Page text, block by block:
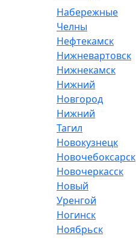
Набережные
Челны
Нефтекамск
Нижневартовск
Нижнекамск
Нижний
Новгород
Нижний
Тагил
Новокузнецк
Новочебоксарск
Новочеркасск
Новый
Уренгой
Ногинск
Ноябрьск